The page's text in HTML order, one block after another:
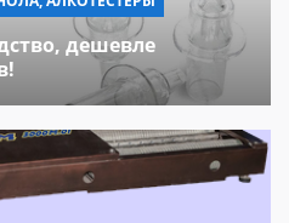
дешевле